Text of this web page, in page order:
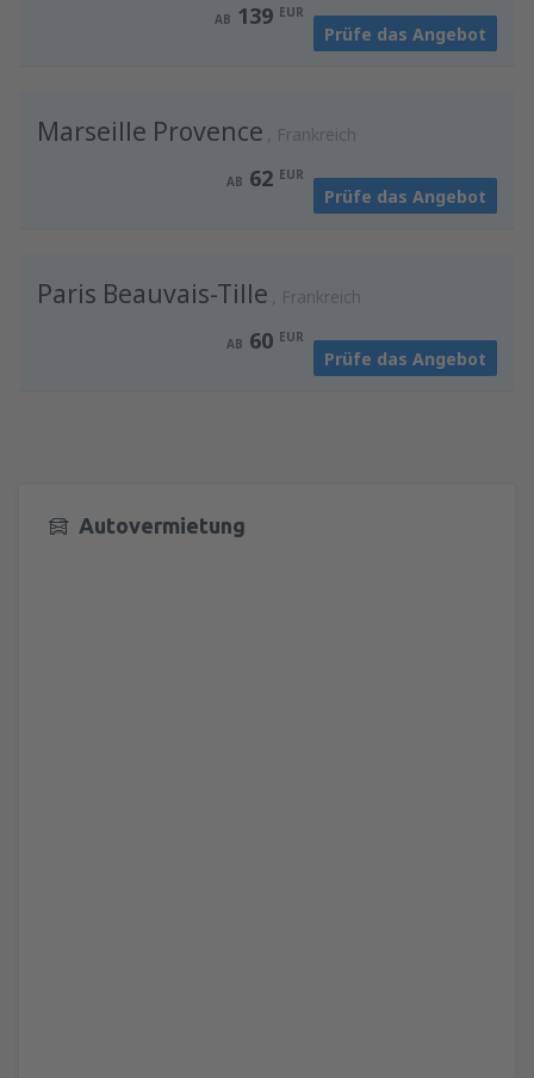
AB 139 EUR
Prüfe das Angebot
Marseille Provence Frankreich
AB 62 EUR
Prüfe das Angebot
Paris Beauvais-Tille Frankreich
AB 60 EUR
Prüfe das Angebot
Autovermietung